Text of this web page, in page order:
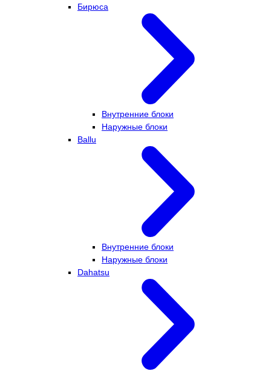
Бирюса
Внутренние блоки
Наружные блоки
Ballu
Внутренние блоки
Наружные блоки
Dahatsu